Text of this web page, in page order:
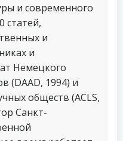
и современного
статей,
и
и
Немецкого
(DAAD, 1994) и
обществ (ACLS,
Санкт-